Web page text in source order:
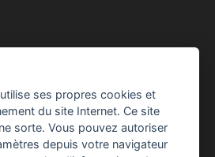
ses propres cookies et
du site Internet. Ce site
sorte. Vous pouvez autoriser
depuis votre navigateur